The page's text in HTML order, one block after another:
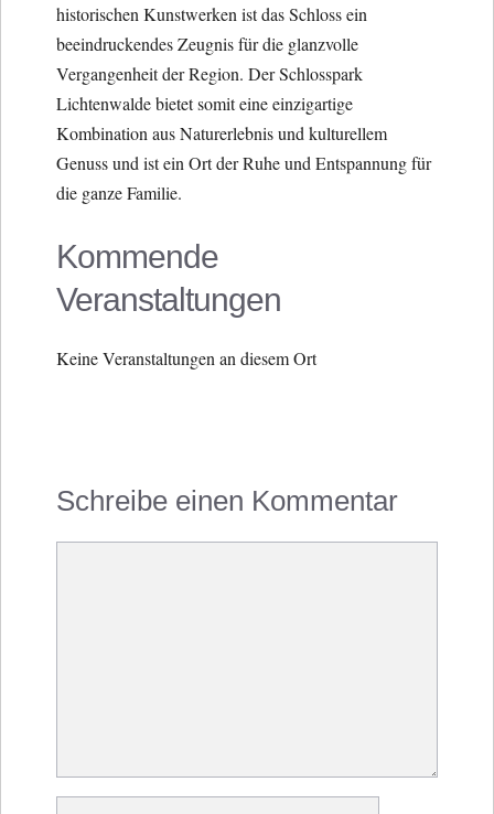
historischen Kunstwerken ist das Schloss ein
beeindruckendes Zeugnis für die glanzvolle
Vergangenheit der Region. Der Schlosspark
Lichtenwalde bietet somit eine einzigartige
Kombination aus Naturerlebnis und kulturellem
Genuss und ist ein Ort der Ruhe und Entspannung für
die ganze Familie.
Kommende
Veranstaltungen
Keine Veranstaltungen an diesem Ort
Schreibe einen Kommentar